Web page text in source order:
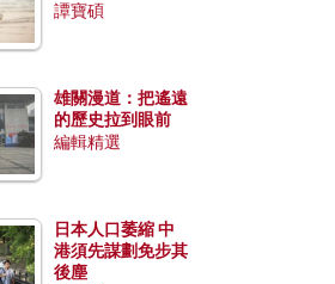
譚寶碩
雄關漫道：把遙遠
的歷史拉到眼前
編輯精選
日本人口萎縮 中
港須先謀劃免步其
後塵